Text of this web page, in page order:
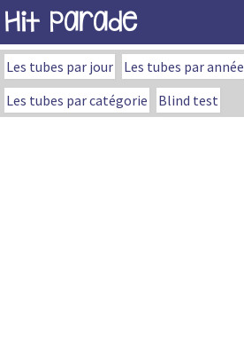
Hit Parade
Les tubes par jour Les tubes par année
Les tubes par catégorie
Blind test